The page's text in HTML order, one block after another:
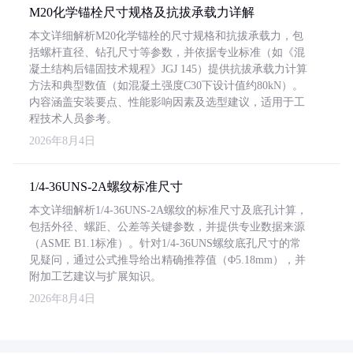
M20化学锚栓尺寸规格及抗拔承载力详解
本文详细解析M20化学锚栓的尺寸规格和抗拔承载力，包
括螺杆直径、钻孔尺寸等参数，并依据专业标准（如《混
凝土结构后锚固技术规程》JGJ 145）提供抗拔承载力计算
方法和典型数值（如混凝土强度C30下设计值约80kN）。
内容涵盖安装要点、性能影响因素及选型建议，适用于工
程技术人员参考。
2026年8月4日
1/4-36UNS-2A螺纹标准尺寸
本文详细解析1/4-36UNS-2A螺纹的标准尺寸及底孔计算，
包括外径、螺距、公差等关键参数，并提供专业数据来源
（ASME B1.1标准）。针对1/4-36UNS螺纹底孔尺寸的常
见疑问，通过公式推导给出精确推荐值（Φ5.18mm），并
附加工艺建议与扩展知识。
2026年8月4日